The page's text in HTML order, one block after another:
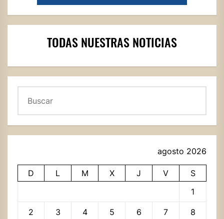
TODAS NUESTRAS NOTICIAS
agosto 2026
D L M X J V
S
1
2 3 4 5 6 7 8